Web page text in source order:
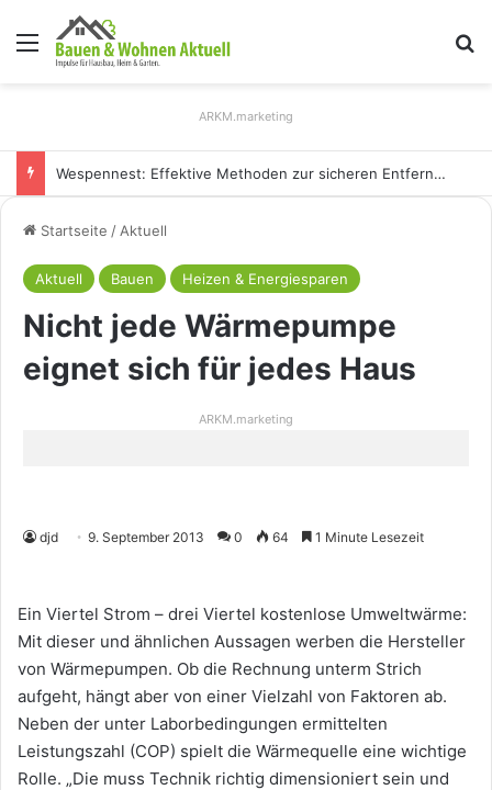
Menü
ARKM.marketing
Wespennest: Effektive Methoden zur sicheren Entfernung
Startseite / Aktuell
Aktuell Bauen Heizen & Energiesparen
Nicht jede Wärmepumpe
eignet sich für jedes Haus
ARKM.marketing
djd 9. September 2013 0 64 1 Minute Lesezeit
Ein Viertel Strom – drei Viertel kostenlose Umweltwärme:
Mit dieser und ähnlichen Aussagen werben die Hersteller
von Wärmepumpen. Ob die Rechnung unterm Strich
aufgeht, hängt aber von einer Vielzahl von Faktoren ab.
Neben der unter Laborbedingungen ermittelten
Leistungszahl (COP) spielt die Wärmequelle eine wichtige
Rolle. „Die muss Technik richtig dimensioniert sein und